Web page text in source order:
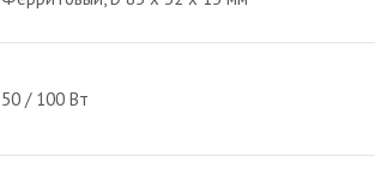
50 / 100 Вт